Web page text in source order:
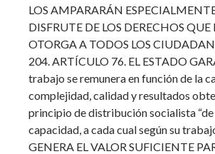
LOS AMPARARÁN
DISFRUTE DE LOS DERECHOS
OTORGA A TODOS LOS
204. ARTÍCULO 76. EL ESTADO
trabajo se remunera en función de la
complejidad, calidad y resultados
principio de distribución socialista “de
capacidad, a cada cual según su
GENERA EL VALOR SUFICIENTE